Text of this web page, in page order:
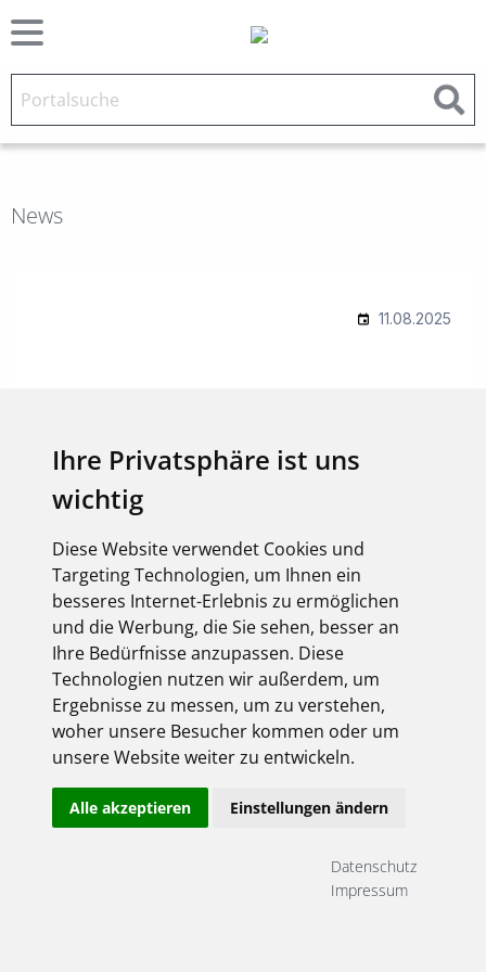
Ihre Privatsphäre ist uns
wichtig
Diese Website verwendet Cookies und
Targeting Technologien, um Ihnen ein
besseres Internet-Erlebnis zu ermöglichen
und die Werbung, die Sie sehen, besser an
Ihre Bedürfnisse anzupassen. Diese
Technologien nutzen wir außerdem, um
Ergebnisse zu messen, um zu verstehen,
woher unsere Besucher kommen oder um
unsere Website weiter zu entwickeln.
Alle akzeptieren Einstellungen ändern
Datenschutz
Impressum
News